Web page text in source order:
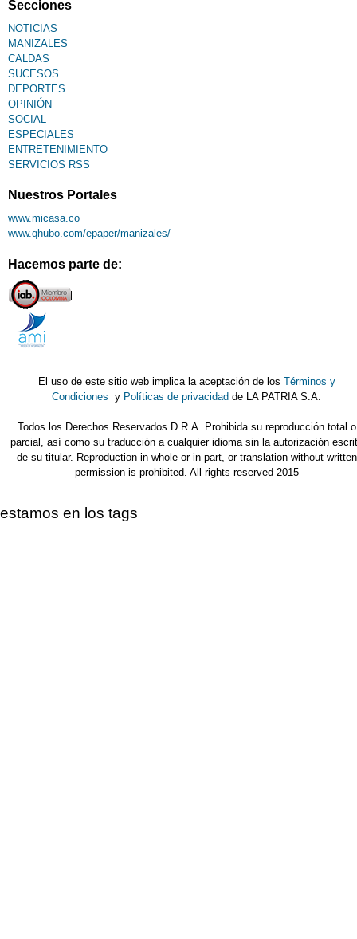
Secciones
NOTICIAS
MANIZALES
CALDAS
SUCESOS
DEPORTES
OPINIÓN
SOCIAL
ESPECIALES
ENTRETENIMIENTO
SERVICIOS RSS
Nuestros Portales
www.micasa.co
www.qhubo.com/epaper/manizales/
Hacemos parte de:
El uso de este sitio web implica la aceptación de los Términos y
Condiciones y Políticas de privacidad de LA PATRIA S.A.
Todos los Derechos Reservados D.R.A. Prohibida su reproducción total o
parcial, así como su traducción a cualquier idioma sin la autorización
de su titular. Reproduction in whole or in part, or translation without written
permission is prohibited. All rights reserved 2015
estamos en los tags